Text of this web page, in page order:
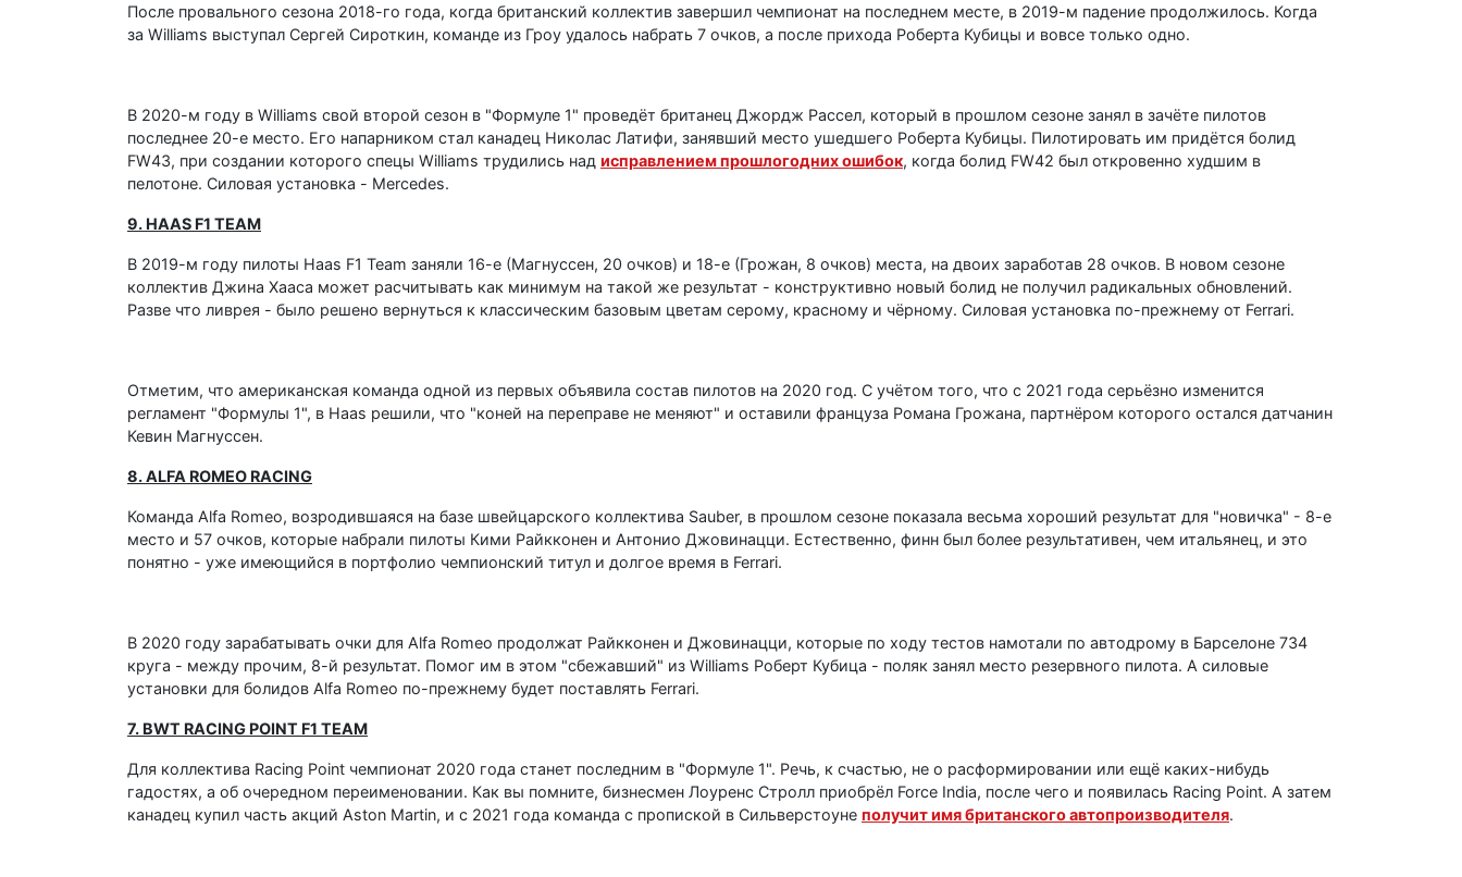
После провального сезона 2018-го года, когда британский коллектив завершил чемпионат на последнем месте, в 2019-м падение продолжилось. Когда
за Williams выступал Сергей Сироткин, команде из Гроу удалось набрать 7 очков, а после прихода Роберта Кубицы и вовсе только одно.
В 2020-м году в Williams свой второй сезон в "Формуле 1" проведёт британец Джордж Рассел, который в прошлом сезоне занял в зачёте пилотов
последнее 20-е место. Его напарником стал канадец Николас Латифи, занявший место ушедшего Роберта Кубицы. Пилотировать им придётся болид
FW43, при создании которого спецы Williams трудились над исправлением прошлогодних ошибок, когда болид FW42 был откровенно худшим в
пелотоне. Силовая установка - Mercedes.
9. HAAS F1 TEAM
В 2019-м году пилоты Haas F1 Team заняли 16-е (Магнуссен, 20 очков) и 18-е (Грожан, 8 очков) места, на двоих заработав 28 очков. В новом сезоне
коллектив Джина Хааса может расчитывать как минимум на такой же результат - конструктивно новый болид не получил радикальных обновлений.
Разве что ливрея - было решено вернуться к классическим базовым цветам серому, красному и чёрному. Силовая установка по-прежнему от Ferrari.
Отметим, что американская команда одной из первых объявила состав пилотов на 2020 год. С учётом того, что с 2021 года серьёзно изменится
регламент "Формулы 1", в Haas решили, что "коней на переправе не меняют" и оставили француза Романа Грожана, партнёром которого остался датчанин
Кевин Магнуссен.
8. ALFA ROMEO RACING
Команда Alfa Romeo, возродившаяся на базе швейцарского коллектива Sauber, в прошлом сезоне показала весьма хороший результат для "новичка" - 8-е
место и 57 очков, которые набрали пилоты Кими Райкконен и Антонио Джовинацци. Естественно, финн был более результативен, чем итальянец, и это
понятно - уже имеющийся в портфолио чемпионский титул и долгое время в Ferrari.
В 2020 году зарабатывать очки для Alfa Romeo продолжат Райкконен и Джовинацци, которые по ходу тестов намотали по автодрому в Барселоне 734
круга - между прочим, 8-й результат. Помог им в этом "сбежавший" из Williams Роберт Кубица - поляк занял место резервного пилота. А силовые
установки для болидов Alfa Romeo по-прежнему будет поставлять Ferrari.
7. BWT RACING POINT F1 TEAM
Для коллектива Racing Point чемпионат 2020 года станет последним в "Формуле 1". Речь, к счастью, не о расформировании или ещё каких-нибудь
гадостях, а об очередном переименовании. Как вы помните, бизнесмен Лоуренс Стролл приобрёл Force India, после чего и появилась Racing Point. А затем
канадец купил часть акций Aston Martin, и с 2021 года команда с пропиской в Сильверстоуне получит имя британского автопроизводителя.